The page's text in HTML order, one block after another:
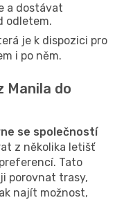
a dostávat
odletem.
je k dispozici pro
i po něm.
Manila do
se společností
z několika letišť
Tato
porovnat trasy,
najít možnost,